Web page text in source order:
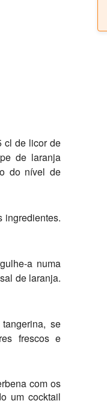
cl de licor de
de laranja
do nível de
ingredientes.
a numa
de laranja.
se
frescos e
com os
um cocktail